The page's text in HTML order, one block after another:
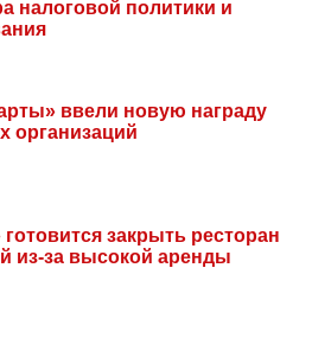
налоговой политики и
ввели новую награду
организаций
закрыть ресторан
из-за высокой аренды